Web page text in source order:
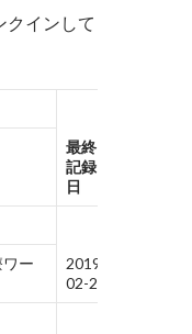
での ...
クインして
最終
記録
日
ー
2019-
02-28